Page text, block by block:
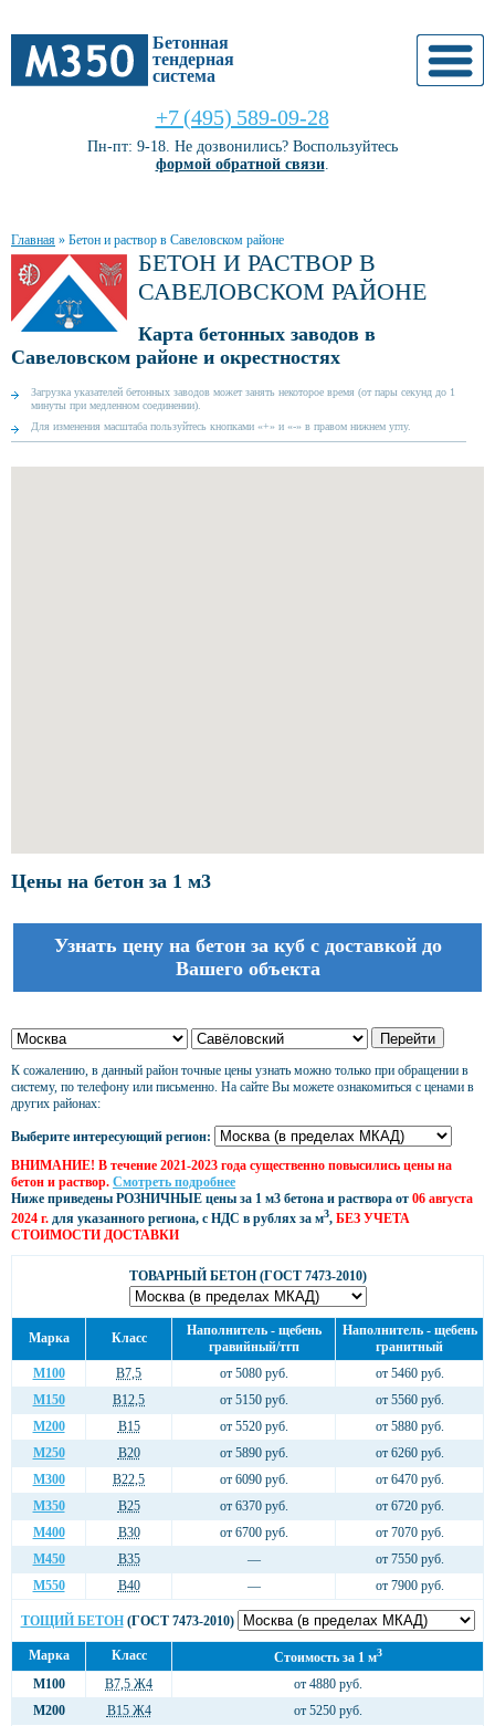
Бетонная
тендерная
система
+7 (495) 589-09-28
Пн-пт: 9-18. Не дозвонились? Воспользуйтесь
формой обратной связи.
Главная » Бетон и раствор в Савеловском районе
БЕТОН И РАСТВОР В
САВЕЛОВСКОМ РАЙОНЕ
Карта бетонных заводов в
Савеловском районе и окрестностях
Загрузка указателей бетонных заводов может занять некоторое время (от пары секунд до 1
минуты при медленном соединении).
Для изменения масштаба пользуйтесь кнопками «+» и «-» в правом нижнем углу.
Цены на бетон за 1 м3
Узнать цену на бетон за куб с доставкой до
Вашего объекта
К сожалению, в данный район точные цены узнать можно только при обращении в
систему, по телефону или письменно. На сайте Вы можете ознакомиться с ценами в
других районах:
Выберите интересующий регион:
ВНИМАНИЕ! В течение 2021-2023 года существенно повысились цены на
бетон и раствор. Смотреть подробнее
Ниже приведены РОЗНИЧНЫЕ цены за 1 м3 бетона и раствора от 06 августа
2024 г. для указанного региона, с НДС в рублях за м3, БЕЗ УЧЕТА
СТОИМОСТИ ДОСТАВКИ
ТОВАРНЫЙ БЕТОН (ГОСТ 7473-2010)
Марка Класс
Наполнитель - щебень
гравийный/тгп
Наполнитель - щебень
гранитный
М100
В7,5 от 5080 руб.
от 5460 руб.
М150
В12,5 от 5150 руб.
от 5560 руб.
М200
В15 от 5520 руб.
от 5880 руб.
М250
В20 от 5890 руб.
от 6260 руб.
М300
В22,5 от 6090 руб.
от 6470 руб.
М350
В25 от 6370 руб.
от 6720 руб.
М400
В30 от 6700 руб.
от 7070 руб.
М450
В35 —
от 7550 руб.
М550
В40 — от 7900 руб.
ТОЩИЙ БЕТОН(ГОСТ 7473-2010)
Марка Класс Стоимость за 1 м3
М100 В7,5 Ж4
от 4880 руб.
М200
В15 Ж4 от 5250 руб.